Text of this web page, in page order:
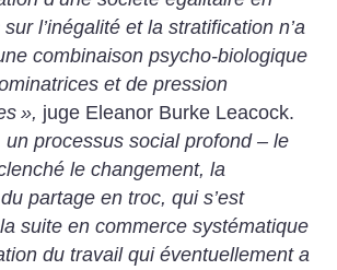
l’inégalité et la stratification n’a
combinaison psycho-biologique
et de pression
», juge Eleanor Burke Leacock.
un processus social profond – le
le changement, la
partage en troc, qui s’est
suite en commerce systématique
du travail qui éventuellement a